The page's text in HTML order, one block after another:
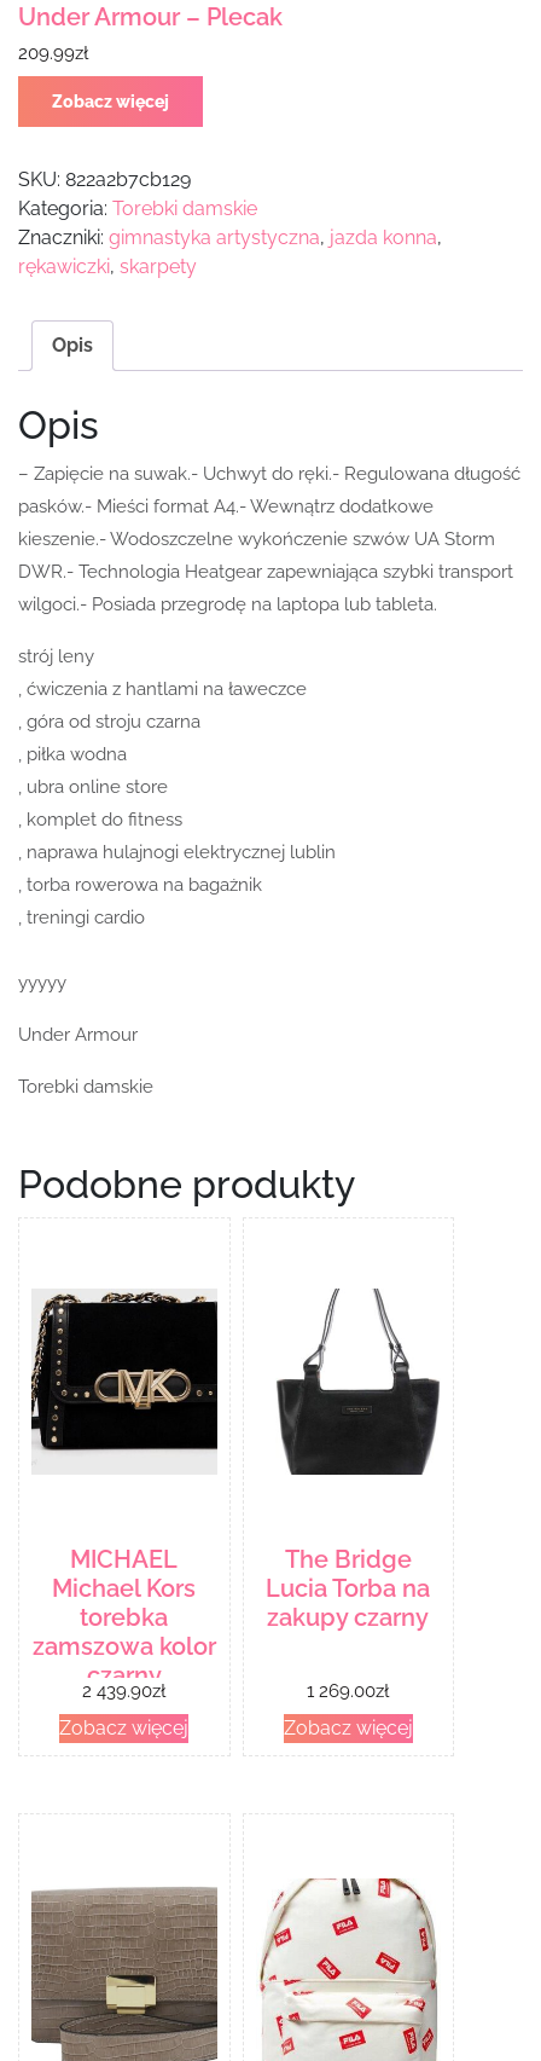
Under Armour – Plecak
209.99zł
Zobacz więcej
SKU: 822a2b7cb129
Kategoria: Torebki damskie
Znaczniki: gimnastyka artystyczna, jazda konna,
rękawiczki, skarpety
Opis
Opis
– Zapięcie na suwak.- Uchwyt do ręki.- Regulowana długość
pasków.- Mieści format A4.- Wewnątrz dodatkowe
kieszenie.- Wodoszczelne wykończenie szwów UA Storm
DWR.- Technologia Heatgear zapewniająca szybki transport
wilgoci.- Posiada przegrodę na laptopa lub tableta.
strój leny
, ćwiczenia z hantlami na ławeczce
, góra od stroju czarna
, piłka wodna
, ubra online store
, komplet do fitness
, naprawa hulajnogi elektrycznej lublin
, torba rowerowa na bagażnik
, treningi cardio
yyyyy
Under Armour
Torebki damskie
Podobne produkty
MICHAEL
Michael Kors
torebka
zamszowa kolor
czarny
2 439.90zł
Zobacz więcej
The Bridge
Lucia Torba na
zakupy czarny
1 269.00zł
Zobacz więcej